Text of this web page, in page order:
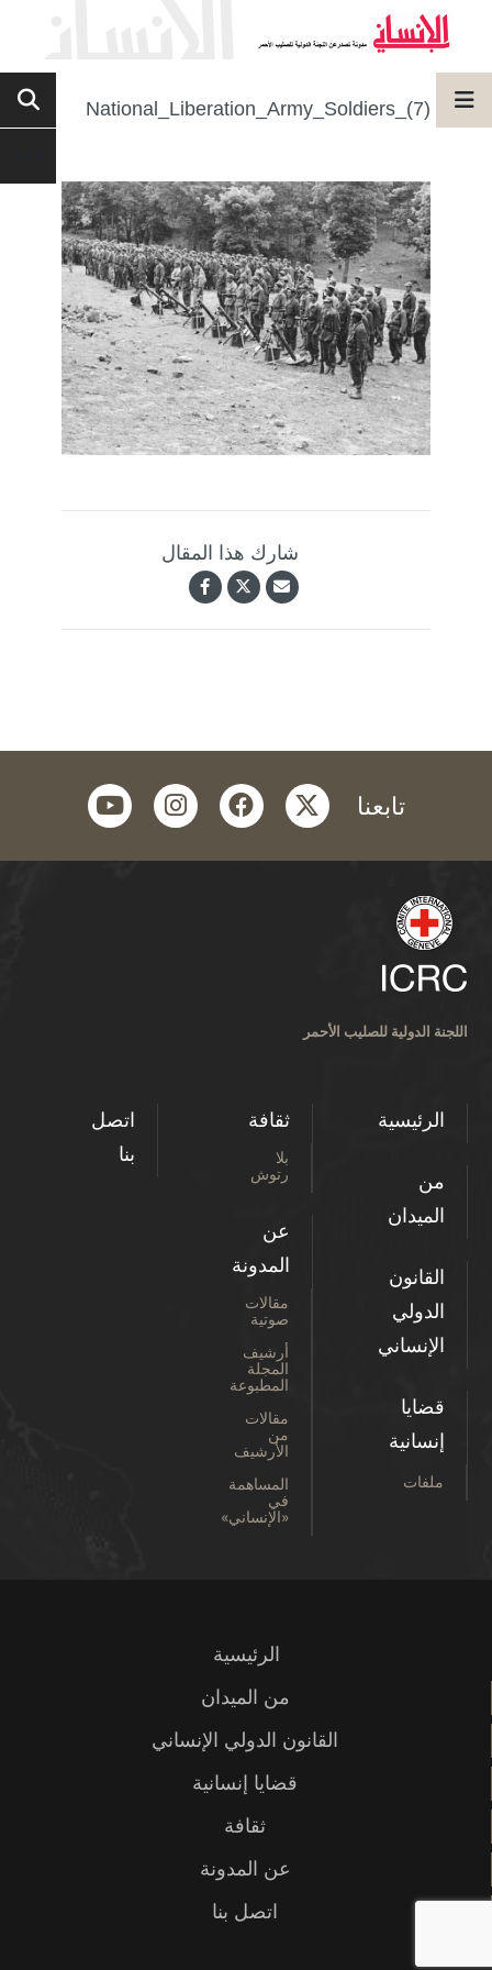
National_Liberation_Army_Soldiers_(7)
شارك هذا المقال
تابعنا twitter
facebook
instagram
youtube
اللجنة الدولية للصليب الأحمر
الرئيسية
من
الميدان
القانون
الدولي
الإنساني
قضايا
إنسانية
ملفات
ثقافة
بلا
رتوش
عن
المدونة
مقالات
صوتية
أرشيف
المجلة
المطبوعة
مقالات
من
الأرشيف
المساهمة
في
«الإنساني»
اتصل
بنا
الرئيسية
من الميدان
القانون الدولي الإنساني
قضايا إنسانية
ثقافة
عن المدونة
اتصل بنا